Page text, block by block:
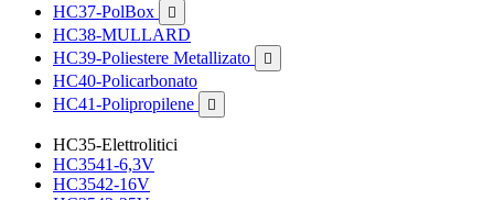
HC37-PolBox

HC38-MULLARD
HC39-Poliestere Metallizato

HC40-Policarbonato
HC41-Polipropilene

HC35-Elettrolitici
HC3541-6,3V
HC3542-16V